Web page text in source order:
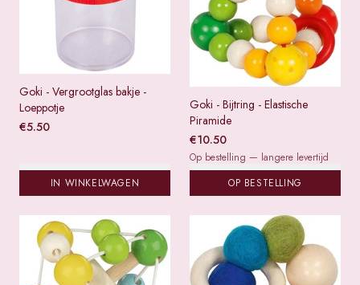
Goki - Vergrootglas bakje -
Loeppotje
€5.50
IN WINKELWAGEN
Goki - Bijtring - Elastische
Piramide
€10.50
Op bestelling — langere levertijd
OP BESTELLING